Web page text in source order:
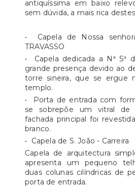
antiquíssima em baixo
sem dúvida, a mais rica
• Capela de Nossa
TRAVASSO
• Capela dedicada a Nª Sª
grande presença devido ao
torre sineira, que se ergue
templo.
• Porta de entrada com
se sobrepõe um vitral de
fachada principal foi
branco.
• Capela de S. João - Carreira
Capela de arquitectura
apresenta um pequeno
duas colunas cilíndricas de
porta de entrada.